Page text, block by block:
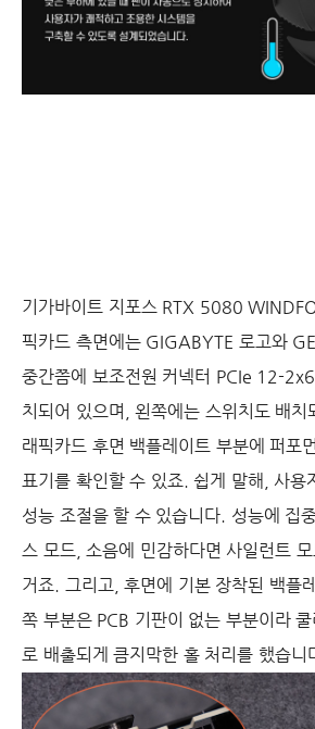
기가바이트 지포스 RTX 5080
픽카드 측면에는 GIGABYTE 로고와
중간쯤에 보조전원 커넥터 PCIe 12-
치되어 있으며, 왼쪽에는 스위치도 배
래픽카드 후면 백플레이트 부분에 퍼포
표기를 확인할 수 있죠. 쉽게 말해, 사용
성능 조절을 할 수 있습니다. 성능에 집
스 모드, 소음에 민감하다면 사일런트
거죠. 그리고, 후면에 기본 장착된 백플
쪽 부분은 PCB 기판이 없는 부분이라
로 배출되게 큼지막한 홀 처리를 했습니